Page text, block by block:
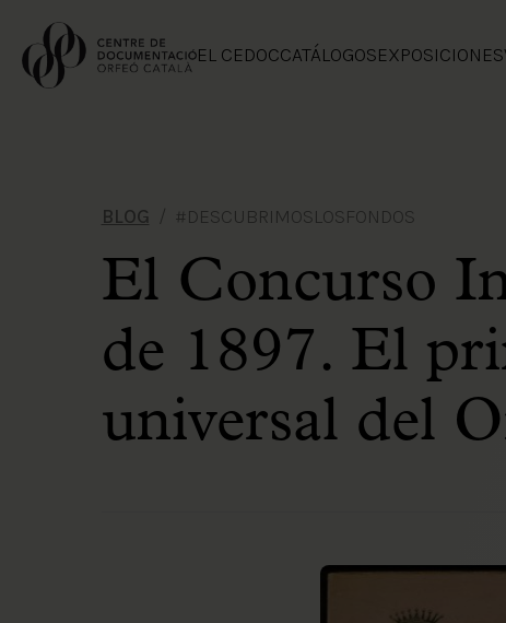
EL CEDOCCATÁLOGOSEXPOSICIONES
BLOG #DESCUBRIMOSLOSFONDOS
El Concurso
de 1897. El
universal del